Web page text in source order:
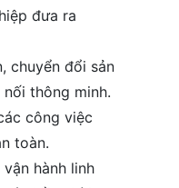
đưa ra
chuyển đổi sản
thông minh.
công việc
toàn.
hành linh